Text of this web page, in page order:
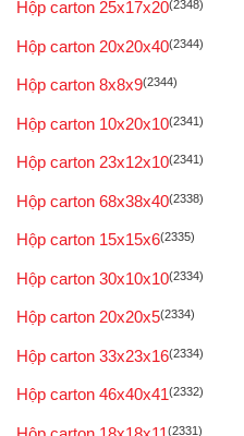
Hộp carton 25x17x20(2348)
Hộp carton 20x20x40(2344)
Hộp carton 8x8x9(2344)
Hộp carton 10x20x10(2341)
Hộp carton 23x12x10(2341)
Hộp carton 68x38x40(2338)
Hộp carton 15x15x6(2335)
Hộp carton 30x10x10(2334)
Hộp carton 20x20x5(2334)
Hộp carton 33x23x16(2334)
Hộp carton 46x40x41(2332)
(2331)